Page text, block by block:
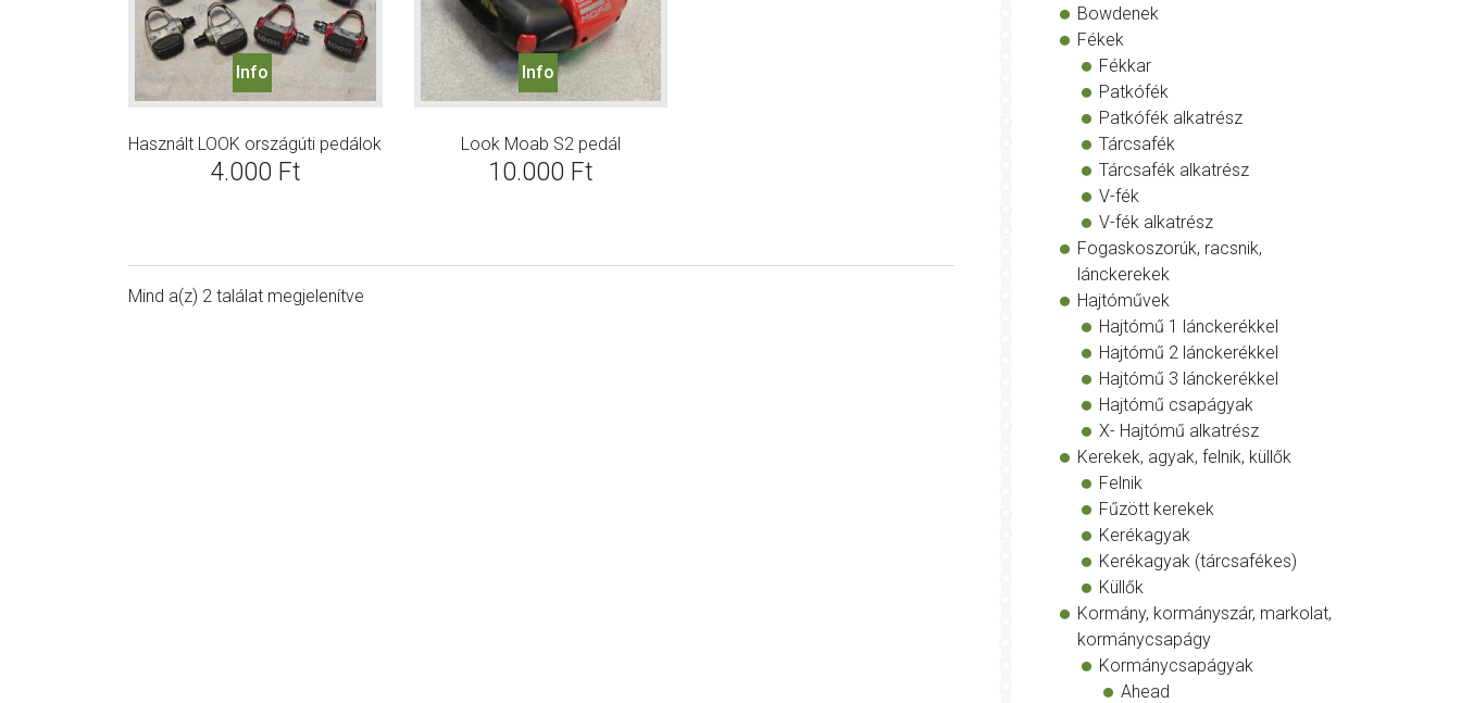
Info
Használt LOOK országúti pedálok
4.000 Ft
Info
Look Moab S2 pedál
10.000 Ft
Mind a(z) 2 találat megjelenítve
Bowdenek
Fékek
Fékkar
Patkófék
Patkófék alkatrész
Tárcsafék
Tárcsafék alkatrész
V-fék
V-fék alkatrész
Fogaskoszorúk, racsnik,
lánckerekek
Hajtóművek
Hajtómű 1 lánckerékkel
Hajtómű 2 lánckerékkel
Hajtómű 3 lánckerékkel
Hajtómű csapágyak
X- Hajtómű alkatrész
Kerekek, agyak, felnik, küllők
Felnik
Fűzött kerekek
Kerékagyak
Kerékagyak (tárcsafékes)
Küllők
Kormány, kormányszár, markolat,
kormánycsapágy
Kormánycsapágyak
Ahead